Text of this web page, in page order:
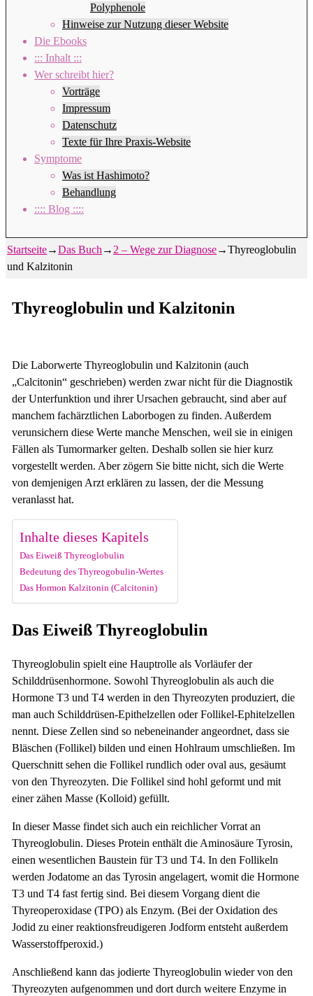
Polyphenole
Hinweise zur Nutzung dieser Website
Die Ebooks
::: Inhalt :::
Wer schreibt hier?
Vorträge
Impressum
Datenschutz
Texte für Ihre Praxis-Website
Symptome
Was ist Hashimoto?
Behandlung
:::: Blog ::::
Startseite→Das Buch → 2 – Wege zur Diagnose→Thyreoglobulin
und Kalzitonin
Thyreoglobulin und Kalzitonin
Die Laborwerte Thyreoglobulin und Kalzitonin (auch
„Calcitonin“ geschrieben) werden zwar nicht für die Diagnostik
der Unterfunktion und ihrer Ursachen gebraucht, sind aber auf
manchem fachärztlichen Laborbogen zu finden. Außerdem
verunsichern diese Werte manche Menschen, weil sie in einigen
Fällen als Tumormarker gelten. Deshalb sollen sie hier kurz
vorgestellt werden. Aber zögern Sie bitte nicht, sich die Werte
von demjenigen Arzt erklären zu lassen, der die Messung
veranlasst hat.
Inhalte dieses Kapitels
Das Eiweiß Thyreoglobulin
Bedeutung des Thyreogobulin-Wertes
Das Hormon Kalzitonin (Calcitonin)
Das Eiweiß Thyreoglobulin
Thyreoglobulin spielt eine Hauptrolle als Vorläufer der
Schilddrüsenhormone. Sowohl Thyreoglobulin als auch die
Hormone T3 und T4 werden in den Thyreozyten produziert, die
man auch Schilddrüsen-Epithelzellen oder Follikel-Ephitelzellen
nennt. Diese Zellen sind so nebeneinander angeordnet, dass sie
Bläschen (Follikel) bilden und einen Hohlraum umschließen. Im
Querschnitt sehen die Follikel rundlich oder oval aus, gesäumt
von den Thyreozyten. Die Follikel sind hohl geformt und mit
einer zähen Masse (Kolloid) gefüllt.
In dieser Masse findet sich auch ein reichlicher Vorrat an
Thyreoglobulin. Dieses Protein enthält die Aminosäure Tyrosin,
einen wesentlichen Baustein für T3 und T4. In den Follikeln
werden Jodatome an das Tyrosin angelagert, womit die Hormone
T3 und T4 fast fertig sind. Bei diesem Vorgang dient die
Thyreoperoxidase (TPO) als Enzym. (Bei der Oxidation des
Jodid zu einer reaktionsfreudigeren Jodform entsteht außerdem
Wasserstoffperoxid.)
Anschließend kann das jodierte Thyreoglobulin wieder von den
Thyreozyten aufgenommen und dort durch weitere Enzyme in